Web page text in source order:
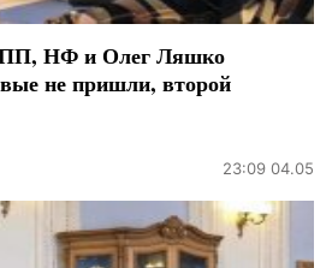
НФ и Олег Ляшко
не пришли, второй
23:09 04.05